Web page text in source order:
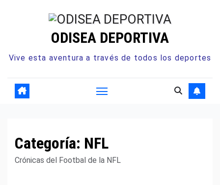
ODISEA DEPORTIVA
Vive esta aventura a través de todos los deportes
Categoría: NFL
Crónicas del Footbal de la NFL